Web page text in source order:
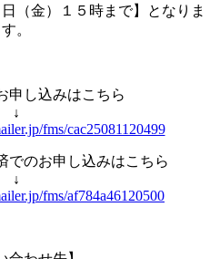
（金）１５時まで】となりま
す。
申し込みはこちら
↓
fms/cac25081120499
でのお申し込みはこちら
↓
fms/af784a46120500